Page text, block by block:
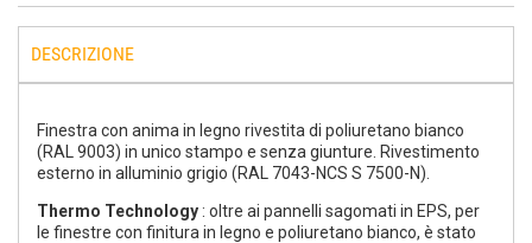
DESCRIZIONE
Finestra con anima in legno rivestita di poliuretano bianco
(RAL 9003) in unico stampo e senza giunture. Rivestimento
esterno in alluminio grigio (RAL 7043-NCS S 7500-N).
Thermo Technology : oltre ai pannelli sagomati in EPS, per
le finestre con finitura in legno e poliuretano bianco, è stato